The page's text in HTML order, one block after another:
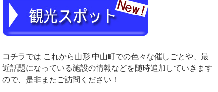
コチラでは これから山形 中山町での色々な催しごとや、最
近話題になっている施設の情報などを随時追加していきます
ので、是非またご訪問ください！